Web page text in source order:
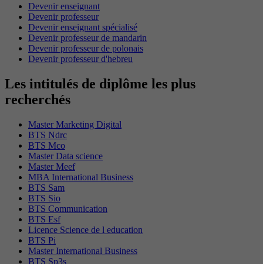
Devenir enseignant
Devenir professeur
Devenir enseignant spécialisé
Devenir professeur de mandarin
Devenir professeur de polonais
Devenir professeur d'hebreu
Les intitulés de diplôme les plus
recherchés
Master Marketing Digital
BTS Ndrc
BTS Mco
Master Data science
Master Meef
MBA International Business
BTS Sam
BTS Sio
BTS Communication
BTS Esf
Licence Science de l education
BTS Pi
Master International Business
BTS Sp3s